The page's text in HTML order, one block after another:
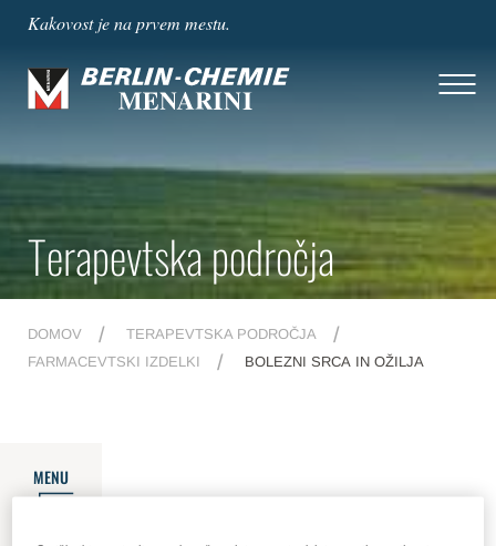
Kakovost je na prvem mestu.
Terapevtska področja
DOMOV
TERAPEVTSKA PODROČJA
FARMACEVTSKI IZDELKI
BOLEZNI SRCA IN OŽILJA
MENU